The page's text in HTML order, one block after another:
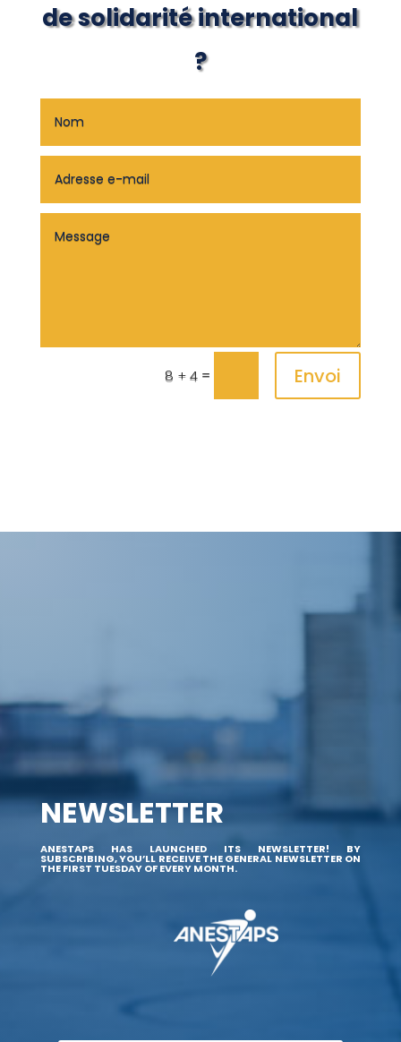
de solidarité international
?
8 + 4 = Envoi
NEWSLETTER
ANESTAPS HAS LAUNCHED ITS NEWSLETTER! BY
SUBSCRIBING, YOU’LL RECEIVE THE GENERAL NEWSLETTER ON
THE FIRST TUESDAY OF EVERY MONTH.